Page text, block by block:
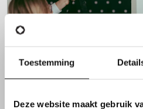
Toestemming
Deze website maakt gebruik